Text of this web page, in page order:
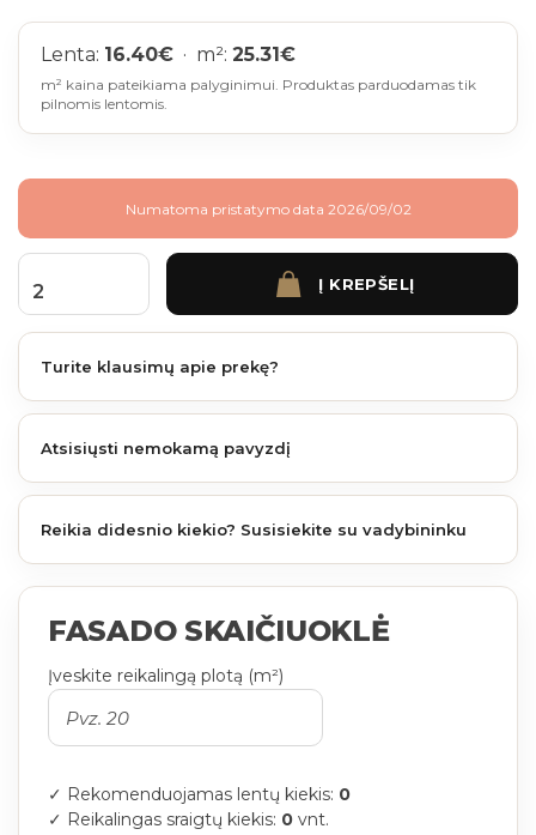
Lenta: 16.40€ · m²: 25.31 €
m² kaina pateikiama palyginimui. Produktas parduodamas tik
pilnomis lentomis.
Numatoma pristatymo data 2026/09/02
produkto kiekis: James Hardie cementinės dailylentės medžio imit. 3600x180x8
Į KREPŠELĮ
Turite klausimų apie prekę?
Atsisiųsti nemokamą pavyzdį
Reikia didesnio kiekio? Susisiekite su vadybininku
FASADO SKAIČIUOKLĖ
Įveskite reikalingą plotą (m²)
✓ Rekomenduojamas lentų kiekis: 0
✓ Reikalingas sraigtų kiekis: 0 vnt.